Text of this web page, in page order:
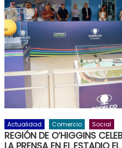
Actualidad Comercio Social
REGIÓN DE O’HIGGINS